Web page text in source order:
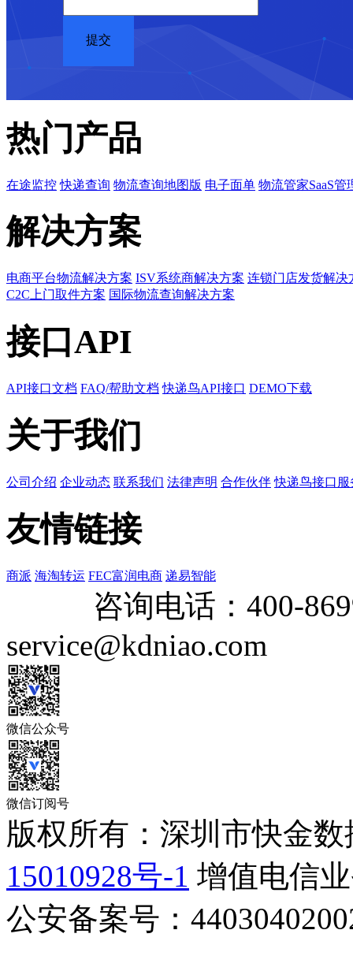
热门产品
在途监控 快递查询 物流查询地图版 电子面单 物流管家SaaS管
解决方案
电商平台物流解决方案 ISV系统商解决方案 连锁门店发货解决
C2C上门取件方案 国际物流查询解决方案
接口API
API接口文档 FAQ/帮助文档 快递鸟API接口 DEMO下载
关于我们
公司介绍 企业动态 联系我们 法律声明 合作伙伴 快递鸟接口服
友情链接
商派 海淘转运 FEC富润电商 递易智能
咨询电话： 400-
service@kdniao.com
微信公众号
微信订阅号
版权所有：深圳市快金
15010928号-1 增值电信
公安备案号：